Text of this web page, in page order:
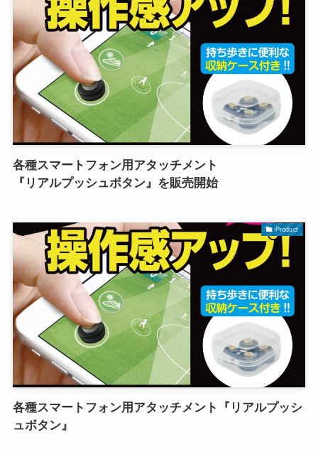
各種スマートフォン用アタッチメント
『リアルプッシュボタン』を販売開始
Product
各種スマートフォン用アタッチメント『リアルプッシ
ュボタン』